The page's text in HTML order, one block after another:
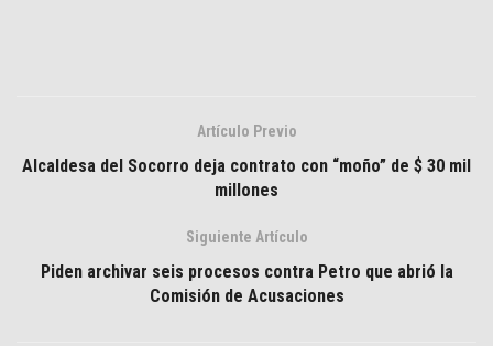
Artículo Previo
Alcaldesa del Socorro deja contrato con “moño” de $ 30 mil
millones
Siguiente Artículo
Piden archivar seis procesos contra Petro que abrió la
Comisión de Acusaciones